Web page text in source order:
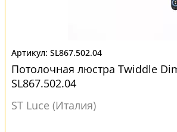
SL867.502.04
Потолочная люстра Twiddle
SL867.502.04
ST Luce (Италия)